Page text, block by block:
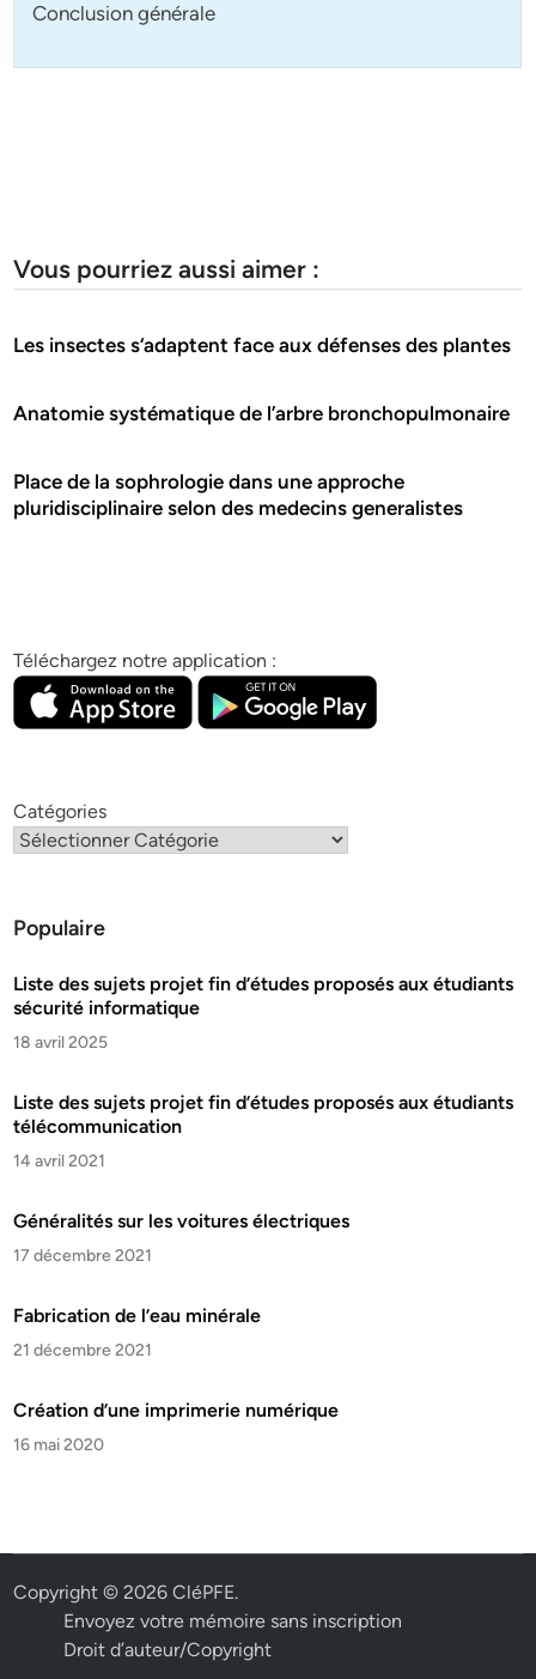
Conclusion générale
Vous pourriez aussi aimer :
Les insectes s‘adaptent face aux défenses des plantes
Anatomie systématique de l’arbre bronchopulmonaire
Place de la sophrologie dans une approche
pluridisciplinaire selon des medecins generalistes
Téléchargez notre application :
Catégories
Populaire
Liste des sujets projet fin d’études proposés aux étudiants
sécurité informatique
18 avril 2025
Liste des sujets projet fin d’études proposés aux étudiants
télécommunication
14 avril 2021
Généralités sur les voitures électriques
17 décembre 2021
Fabrication de l’eau minérale
21 décembre 2021
Création d’une imprimerie numérique
16 mai 2020
Copyright © 2026CléPFE.
Envoyez votre mémoire sans inscription
Droit d’auteur/Copyright